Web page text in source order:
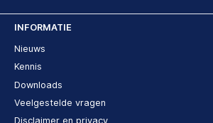
INFORMATIE
Nieuws
Kennis
Downloads
Veelgestelde vragen
Disclaimer en privacy